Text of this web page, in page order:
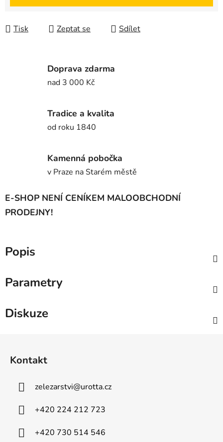
Tisk Zeptat se Sdílet
Doprava zdarma
nad 3 000 Kč
Tradice a kvalita
od roku 1840
Kamenná pobočka
v Praze na Starém městě
E-SHOP NENÍ CENÍKEM MALOOBCHODNÍ
PRODEJNY!
Popis
Parametry
Diskuze
Kontakt
zelezarstvi@urotta.cz
+420 224 212 723
+420 730 514 546